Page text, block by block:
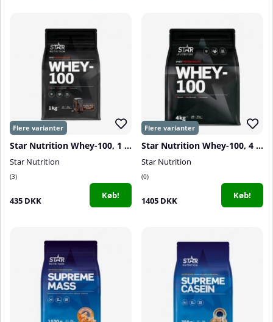
Star Nutrition Whey-100, 1 kg
Star Nutrition
3
435 DKK Køb!
Star Nutrition Whey-100, 4 kg
Star Nutrition
0
1405 DKK Køb!